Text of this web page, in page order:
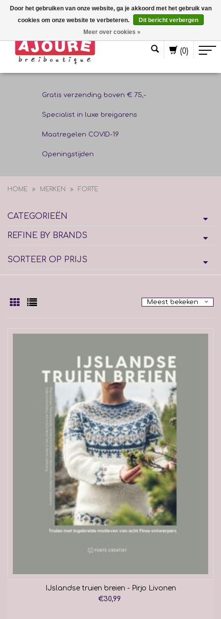
(0)
Gratis verzending boven € 75,-
Specialist in luxe breigarens
Maatregelen COVID-19
Openingstijden
HOME MERKEN FORTE
CATEGORIEËN
REFINE BY BRANDS
SORTEER OP PRIJS
Meest bekeken
IJslandse truien breien - Pirjo Livonen
€30,99
Door het gebruiken van onze website, ga je akkoord met het gebruik van
cookies om onze website te verbeteren.
Dit bericht verbergen
Meer over cookies »